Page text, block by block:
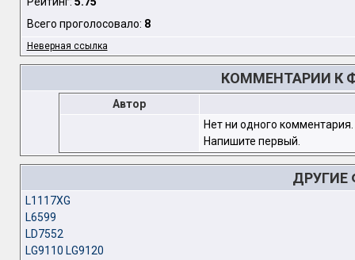
Всего проголосовало: 8
Неверная ссылка
КОММЕНТАРИИ К
Автор
Нет ни одного комментария.
Напишите первый.
L1117XG
L6599
LD7552
LG9110 LG9120